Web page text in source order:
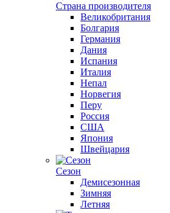
Страна производителя
Великобритания
Болгария
Германия
Дания
Испания
Италия
Непал
Норвегия
Перу
Россия
США
Япония
Швейцария
Сезон
Демисезонная
Зимняя
Летняя